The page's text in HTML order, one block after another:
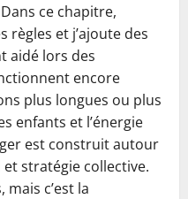
ce chapitre,
règles et j’ajoute des
aidé lors des
encore
plus longues ou plus
enfants et l’énergie
est construit autour
stratégie collective.
c’est la